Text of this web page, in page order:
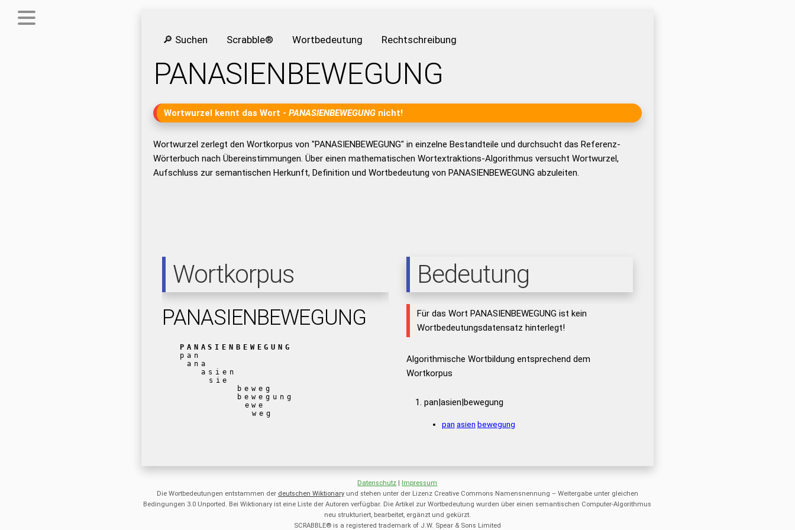
🔎 Suchen Scrabble® Wortbedeutung Rechtschreibung
PANASIENBEWEGUNG
Wortwurzel kennt das Wort - PANASIENBEWEGUNGnicht!
Wortwurzel zerlegt den Wortkorpus von "PANASIENBEWEGUNG" in einzelne Bestandteile und durchsucht das Referenz-
Wörterbuch nach Übereinstimmungen. Über einen mathematischen Wortextraktions-Algorithmus versucht Wortwurzel,
Aufschluss zur semantischen Herkunft, Definition und Wortbedeutung von PANASIENBEWEGUNG abzuleiten.
Wortkorpus
PANASIENBEWEGUNG
PANASIENBEWEGUNG
pan
ana
asien
sie
beweg
bewegung
ewe
weg
Bedeutung
Für das Wort PANASIENBEWEGUNG ist kein
Wortbedeutungsdatensatz hinterlegt!
Algorithmische Wortbildung entsprechend dem
Wortkorpus
pan|asien|bewegung
pan asien bewegung
Datenschutz | Impressum
Die Wortbedeutungen entstammen der deutschen Wiktionaryund stehen unter der Lizenz Creative Commons Namensnennung – Weitergabe unter gleichen
Bedingungen 3.0 Unported. Bei Wiktionary ist eine Liste der Autoren verfügbar. Die Artikel zur Wortbedeutung wurden über einen semantischen Computer-Algorithmus
neu strukturiert, bearbeitet, ergänzt und gekürzt.
SCRABBLE® is a registered trademark of J.W. Spear & Sons Limited